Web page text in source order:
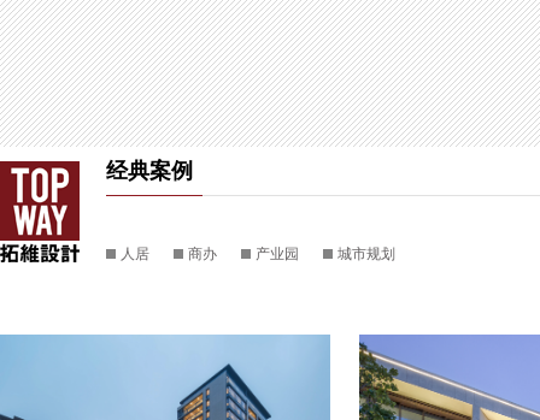
经典案例
人居 商办 产业园 城市规划